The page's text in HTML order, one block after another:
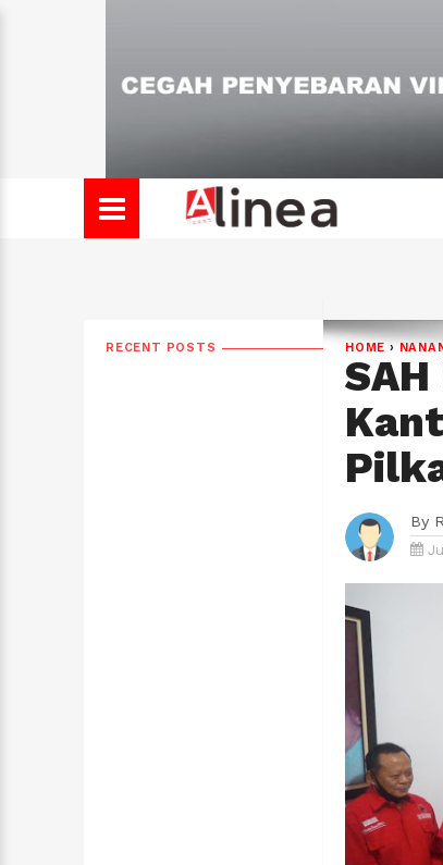
RECENT POSTS HOME ›
By